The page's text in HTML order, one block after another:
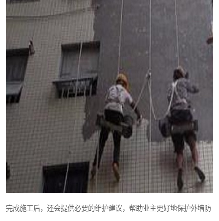
完成施工后，还会提供必要的维护建议，帮助业主更好地保护外墙防